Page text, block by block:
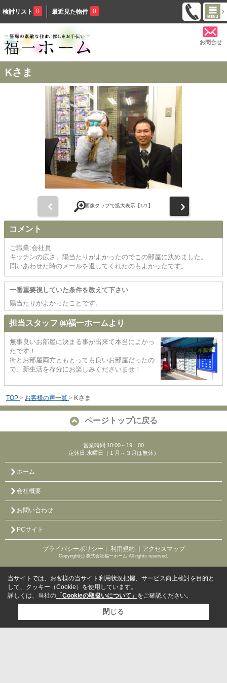
検討リスト 0 最近見た物件 0
お問合せ
Kさま
画像タップで拡大表示【1/1】
コメント
ご職業:会社員
キッチンの広さ、陽当たりがよかったのでこの部屋に決めました。
問いあわせた時のメールを返してくれたのもよかったです。
一番重要視していた条件を教えて下さい
陽当たりがよかったことです。
担当スタッフ ㈱福一ホームより
無事良いお部屋に決まる事が出来て本当によかっ
たです！
街とお部屋両方ともとっても良いお部屋だったの
で、新生活を存分にお楽しみくださいませ！
TOP > お客様の声一覧 > Kさま
ページトップに戻る
営業時間:10:00～19：00
定休日:水曜日（１月～３月は無休）
ホーム
会社概要
お問い合わせ
PCサイト
プライバシーポリシー ｜ 利用規約 ｜アクセスマップ
Copyright(c) 株式会社福一ホーム All rights reserved.
当サイトでは、お客様の当サイト利用状況把握、サービス向上検討を目的と
して、クッキー（Cookie）を使用しています。
詳しくは、当社の 「Cookieの取扱いについて」 をご確認ください。
閉じる